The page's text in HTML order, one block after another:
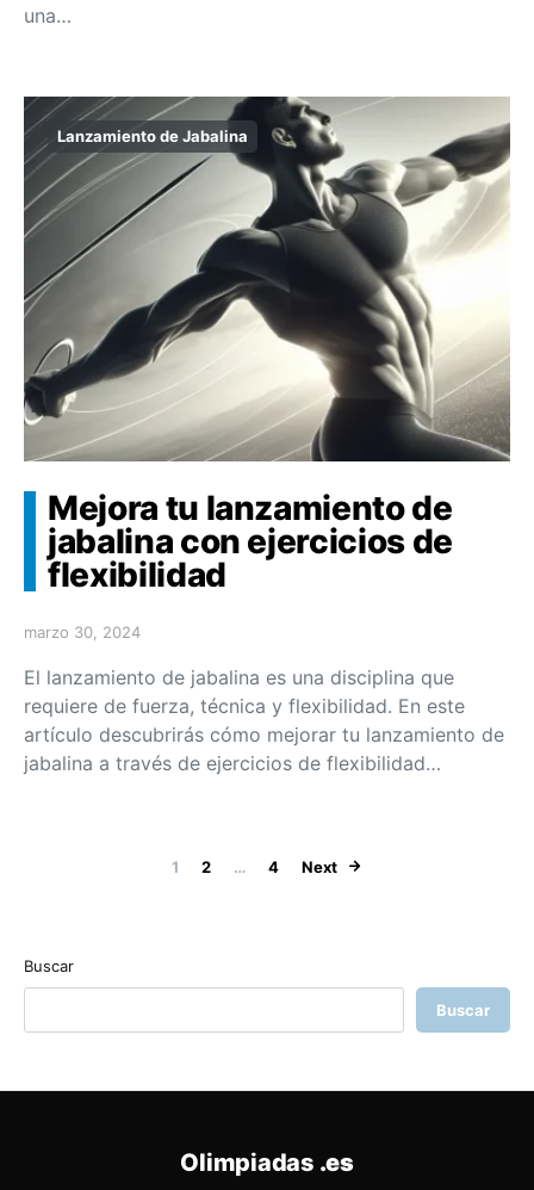
una…
Lanzamiento de Jabalina
Mejora tu lanzamiento de
jabalina con ejercicios de
flexibilidad
marzo 30, 2024
El lanzamiento de jabalina es una disciplina que
requiere de fuerza, técnica y flexibilidad. En este
artículo descubrirás cómo mejorar tu lanzamiento de
jabalina a través de ejercicios de flexibilidad…
Paginación
1 2 … 4 Next
Buscar
Buscar
Olimpiadas .es